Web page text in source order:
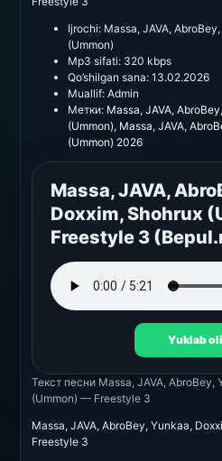
Ijrochi: Massa, JAVA,
(Ummon)
Mp3 sifati: 320 kbps
Qo’shilgan sana: 13.02.2026
Muallif: Admin
Метки: Massa, JAVA, AbroBey,
(Ummon), Massa, JAVA,
(Ummon) 2026
Massa, JAVA,
Doxxim, Shohrux
Freestyle 3
Yuklab
Текст песни Massa, JAVA, AbroBey,
(Ummon) — Freestyle 3
Massa, JAVA, AbroBey, Yunkaa,
Freestyle 3